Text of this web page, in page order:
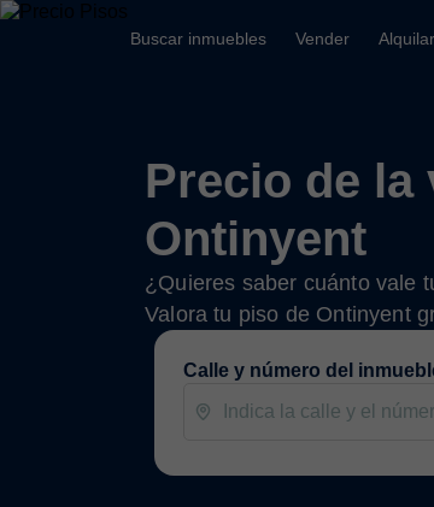
Buscar inmuebles Vender Alquilar
Precio de la
Ontinyent
¿Quieres saber cuánto vale
Valora tu piso de Ontinyent
Calle y número del